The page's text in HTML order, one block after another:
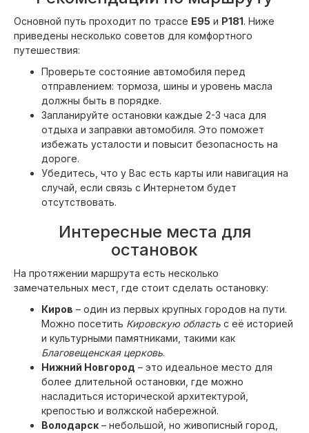
Основной путь проходит по трассе Е95 и Р181. Ниже
приведены несколько советов для комфортного
путешествия:
Проверьте состояние автомобиля перед
отправлением: тормоза, шины и уровень масла
должны быть в порядке.
Запланируйте остановки каждые 2-3 часа для
отдыха и заправки автомобиля. Это поможет
избежать усталости и повысит безопасность на
дороге.
Убедитесь, что у Вас есть карты или навигация на
случай, если связь с Интернетом будет
отсутствовать.
Интересные места для
остановок
На протяжении маршрута есть несколько
замечательных мест, где стоит сделать остановку:
Киров – один из первых крупных городов на пути.
Можно посетить Кировскую область с её историей
и культурными памятниками, такими как
Благовещенская церковь.
Нижний Новгород – это идеальное место для
более длительной остановки, где можно
насладиться исторической архитектурой,
крепостью и волжской набережной.
Володарск – небольшой, но живописный город,